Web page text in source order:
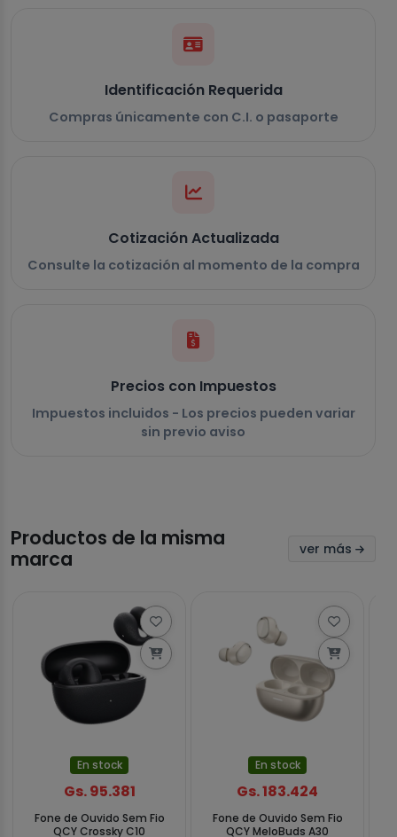
Identificación Requerida
Compras únicamente con C.I. o pasaporte
Cotización Actualizada
Consulte la cotización al momento de la compra
Precios con Impuestos
Impuestos incluidos - Los precios pueden variar
sin previo aviso
Productos de la misma
marca
ver más
En stock
Gs. 95.381
Fone de Ouvido Sem Fio
QCY Crossky C10
En stock
Gs. 183.424
Fone de Ouvido Sem Fio
QCY MeloBuds A30